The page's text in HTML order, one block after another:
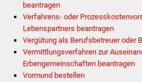
beantragen
Verfahrens- oder
Lebenspartners beantragen
Vergütung als Berufsbetreuer oder
Vermittlungsverfahren zur
Erbengemeinschaften beantragen
Vormund bestellen